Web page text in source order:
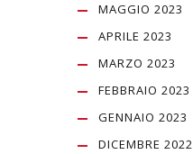
MAGGIO 2023
APRILE 2023
MARZO 2023
FEBBRAIO 2023
GENNAIO 2023
DICEMBRE 2022